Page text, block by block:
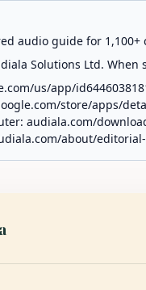
audio guide for
Solutions Ltd.
us/app/
store/apps/
audiala.com/
about/